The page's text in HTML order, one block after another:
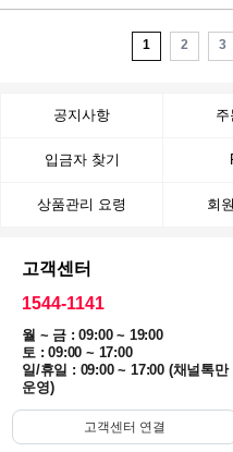
1 2 3
공지사항
입금자 찾기
상품관리 요령 회
고객센터
1544-1141
월 ~ 금 : 09:00 ~ 19:00
토 : 09:00 ~ 17:00
일/휴일 : 09:00 ~ 17:00 (채널톡만
운영)
고객센터 연결